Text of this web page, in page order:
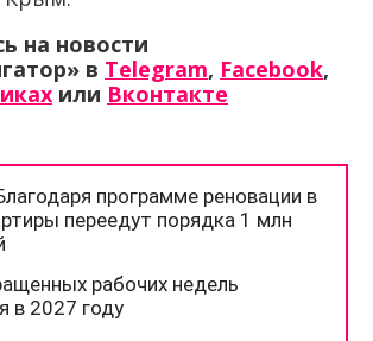
на новости
в Telegram, Facebook,
или Вконтакте